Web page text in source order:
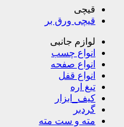
قیچی
قیچی ورق بر
لوازم جانبی
انواع چسب
انواع صفحه
انواع قفل
تیغ اره
کیف_ابزار
گردبر
مته و ست مته